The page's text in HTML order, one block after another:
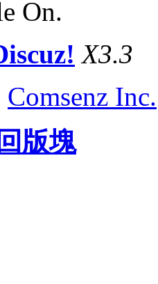
On.
X3.3
Comsenz Inc.
版塊